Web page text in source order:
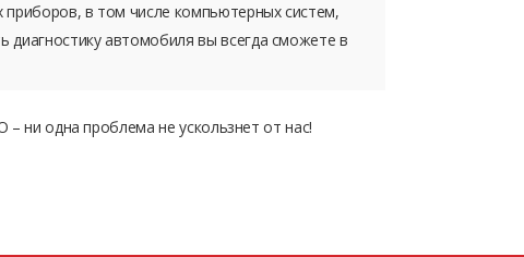
в том числе компьютерных систем,
диагностику автомобиля вы всегда сможете в
ни одна проблема не ускользнет от нас!